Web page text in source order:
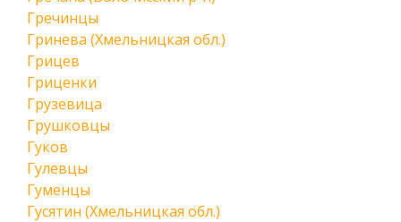
Гречинцы
Гринева (Хмельницкая обл.)
Грицев
Гриценки
Грузевица
Грушковцы
Гуков
Гулевцы
Гуменцы
Гусятин (Хмельницкая обл.)